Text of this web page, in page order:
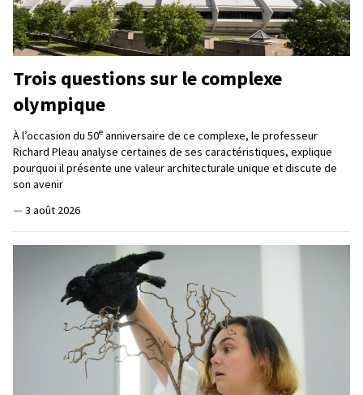
Trois questions sur le complexe
olympique
À l’occasion du 50e anniversaire de ce complexe, le professeur
Richard Pleau analyse certaines de ses caractéristiques, explique
pourquoi il présente une valeur architecturale unique et discute de
son avenir
— 3 août 2026